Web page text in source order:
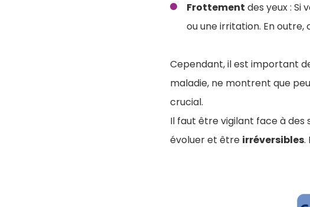
Frottement des yeux :
ou une irritation. En
Cependant, il est important
maladie, ne montrent que
crucial.
Il faut être vigilant face à des
évoluer et être irréversibles.